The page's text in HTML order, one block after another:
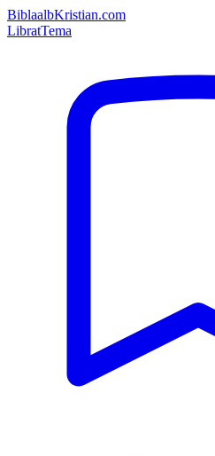
BiblaalbKristian.com
LibratTema